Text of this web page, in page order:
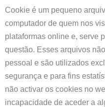
Cookie é um pequeno
computador de quem nos
plataformas online e, serve
questão. Esses arquivos
pessoal e são utilizados
segurança e para fins
não activar os cookies no
incapacidade de aceder a